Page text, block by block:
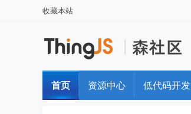
收藏本站
首页 资源中心 低代码开发